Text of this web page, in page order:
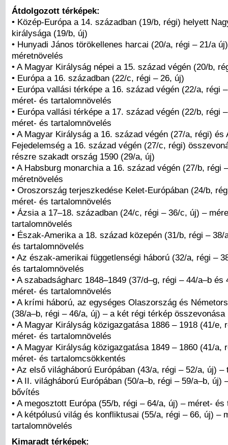
Átdolgozott térképek:
• Közép-Európa a 14. században (19/b, régi) helyett
királysága (19/b, új)
• Hunyadi János törökellenes harcai (20/a, régi – 21/a
méretnövelés
• A Magyar Királyság népei a 15. század végén (20/b,
• Európa a 16. században (22/c, régi – 26, új)
• Európa vallási térképe a 16. század végén (22/a, régi
méret- és tartalomnövelés
• Európa vallási térképe a 17. század végén (22/b, régi
méret- és tartalomnövelés
• A Magyar Királyság a 16. század végén (27/a, régi) és
Fejedelemség a 16. század végén (27/c, régi)
részre szakadt ország 1590 (29/a, új)
• A Habsburg monarchia a 16. század végén (27/b, régi
méretnövelés
• Oroszország terjeszkedése Kelet-Európában (24/b,
méret- és tartalomnövelés
• Ázsia a 17–18. században (24/c, régi – 36/c, új) –
tartalomnövelés
• Észak-Amerika a 18. század közepén (31/b, régi – 38/
és tartalomnövelés
• Az észak-amerikai függetlenségi háború (32/a, régi –
és tartalomnövelés
• A szabadságharc 1848–1849 (37/d–g, régi – 44/a–b és
méret- és tartalomnövelés
• A krími háború, az egységes Olaszország és
(38/a–b, régi – 46/a, új) – a két régi térkép összevonása
• A Magyar Királyság közigazgatása 1886 – 1918 (41/e,
méret- és tartalomnövelés
• A Magyar Királyság közigazgatása 1849 – 1860 (41/a,
méret- és tartalomcsökkentés
• Az első világháború Európában (43/a, régi – 52/a, új)
• A II. világháború Európában (50/a–b, régi – 59/a–b, új)
bővítés
• A megosztott Európa (55/b, régi – 64/a, új) – méret-
• A kétpólusú világ és konfliktusai (55/a, régi – 66, új) –
tartalomnövelés
Kimaradt térképek: